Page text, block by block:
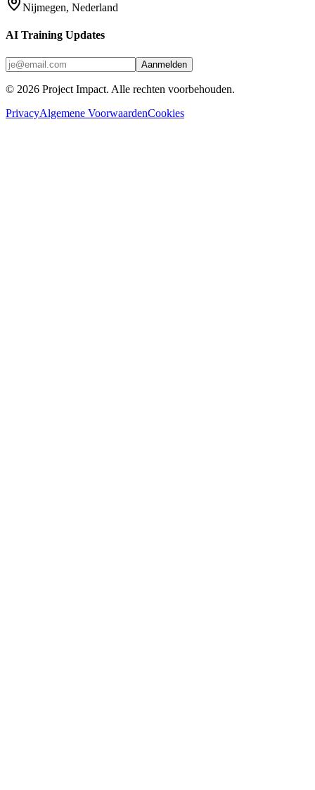
Nijmegen, Nederland
AI Training Updates
Aanmelden
© 2026 Project Impact. Alle rechten voorbehouden.
PrivacyAlgemene VoorwaardenCookies